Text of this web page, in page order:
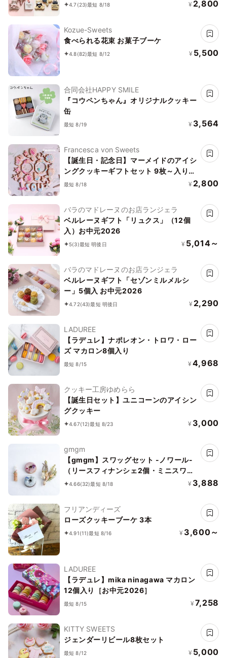
【誕生日・推し活】
4.7 (23)最短 8/18 ¥ 2,800
Kozue-Sweets
食べられる花束 お菓子ブーケ
4.8(82)最短 8/12 ¥ 5,500
合同会社HAPPY SMILE
『コウペンちゃん』オリジナルクッキー
缶
最短 8/19 ¥ 3,564
Francesca von Sweets
【誕生日・記念日】マーメイドのアイシ
ングクッキーギフトセット 9枚～入り
お中元2026
最短 8/18 ¥ 2,800
バラのマドレーヌのお店ランジェラ
ベルレーヌギフト「リュクス」（12個
入）お中元2026
5(3)最短 明後日 ¥ 5,014～
バラのマドレーヌのお店ランジェラ
ベルレーヌギフト「セゾンミルメルシ
ー」5個入 お中元2026
4.72(43)最短 明後日 ¥ 2,290
LADUREE
【ラデュレ】ナポレオン・トロワ・ロー
ズ マカロン8個入り
最短 8/15 ¥ 4,968
クッキー工房ゆめらら
【誕生日セット】ユニコーンのアイシン
グクッキー
4.67(12)最短 8/23 ¥ 3,000
gmgm
【gmgm】スワッグセット -ノワール-
（リースフィナンシェ2個・ミニスワッ
グ・お花のマグネット）
4.66(32)最短 8/18 ¥ 3,888
フリアンディーズ
ローズクッキーブーケ 3本
4.91(11)最短 8/16 ¥ 3,600～
LADUREE
【ラデュレ】mika ninagawa マカロン
12個入り［お中元2026］
最短 8/15 ¥ 7,258
KITTY SWEETS
ジェンダーリビール8枚セット
最短 8/12 ¥ 5,000